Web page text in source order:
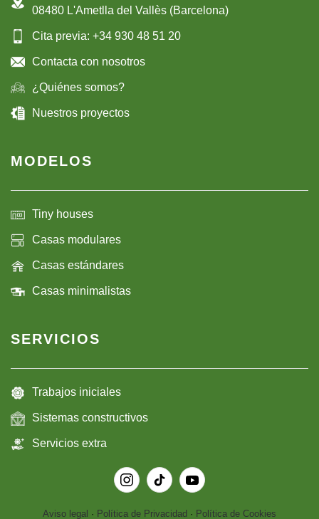
08480 L'Ametlla del Vallès (Barcelona)
Cita previa: +34 930 48 51 20
Contacta con nosotros
¿Quiénes somos?
Nuestros proyectos
MODELOS
Tiny houses
Casas modulares
Casas estándares
Casas minimalistas
SERVICIOS
Trabajos iniciales
Sistemas constructivos
Servicios extra
Aviso legal · Política de Privacidad · Política de Cookies